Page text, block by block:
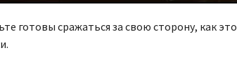
готовы сражаться за свою сторону, как это